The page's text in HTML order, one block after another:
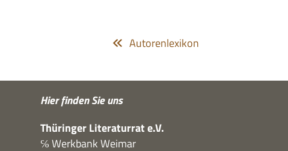
Autorenlexikon
Hier fin­den Sie uns
Thü­rin­ger Lite­ra­tur­rat e.V.
℅ Werk­bank Weimar